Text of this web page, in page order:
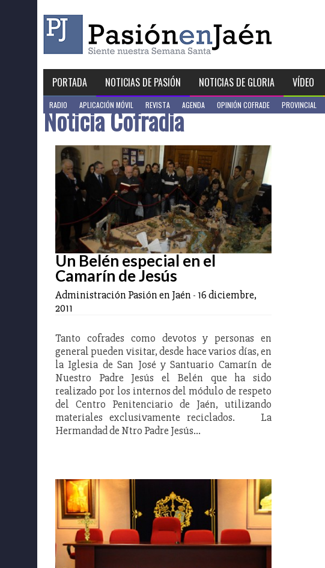
PORTADA NOTICIAS DE PASIÓN NOTICIAS DE GLORIA VÍDEO
RADIO APLICACIÓN MÓVIL REVISTA AGENDA OPINIÓN COFRADE PROVINCIAL
Noticia Cofradia
Un Belén especial en el
Camarín de Jesús
Administración Pasión en Jaén - 16 diciembre,
2011
Tanto cofrades como devotos y personas en
general pueden visitar, desde hace varios días, en
la Iglesia de San José y Santuario Camarín de
Nuestro Padre Jesús el Belén que ha sido
realizado por los internos del módulo de respeto
del Centro Penitenciario de Jaén, utilizando
materiales exclusivamente reciclados. La
Hermandad de Ntro Padre Jesús…